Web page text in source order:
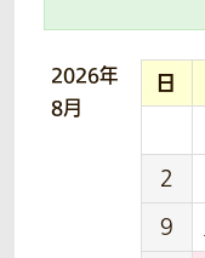
2026年
8月
日
2
9